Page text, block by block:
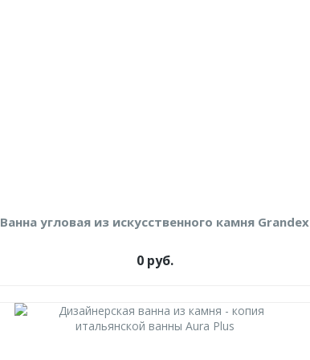
Ванна угловая из искусственного камня Grandex
0 руб.